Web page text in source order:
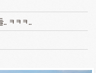
.. ㅋㅋㅋ..